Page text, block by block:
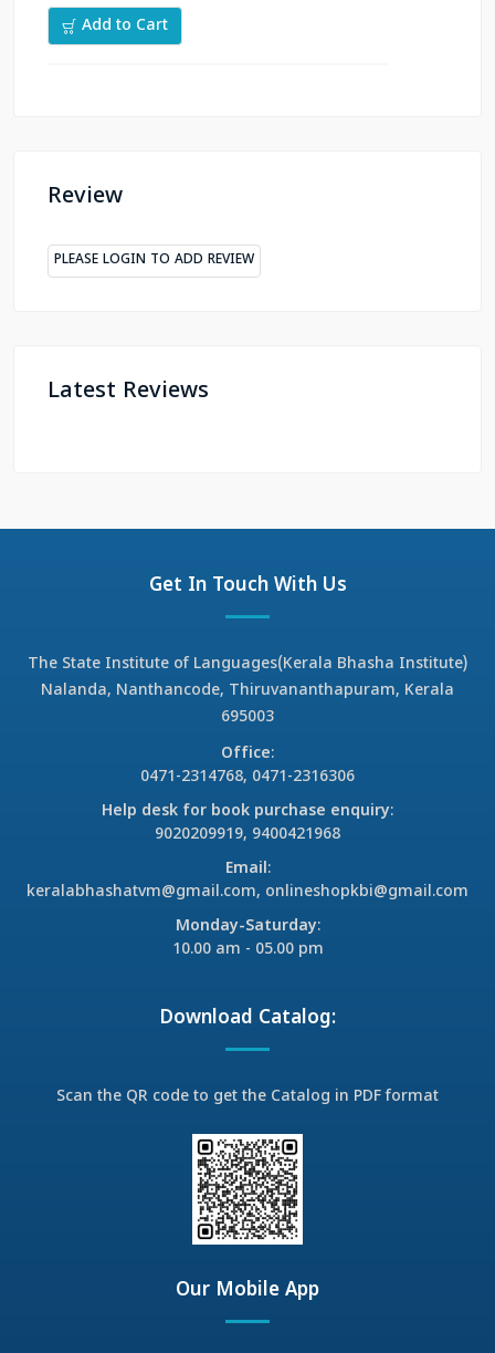
Add to Cart
Review
PLEASE LOGIN TO ADD REVIEW
Latest Reviews
Get In Touch With Us
The State Institute of Languages(Kerala Bhasha Institute)
Nalanda, Nanthancode, Thiruvananthapuram, Kerala
695003
Office:
0471-2314768, 0471-2316306
Help desk for book purchase enquiry:
9020209919, 9400421968
Email:
keralabhashatvm@gmail.com, onlineshopkbi@gmail.com
Monday-Saturday:
10.00 am - 05.00 pm
Download Catalog:
Scan the QR code to get the Catalog in PDF format
Our Mobile App